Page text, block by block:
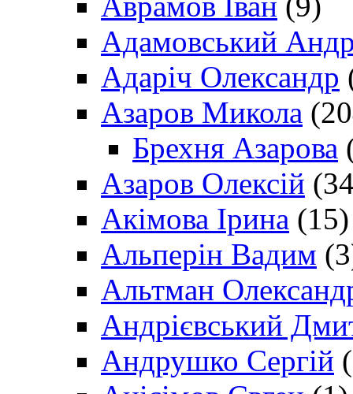
Адамовський
Адаріч Олександр
Азаров Микола
Брехня Азарова
Азаров Олексій
Акімова Ірина (15)
Альперін Вадим
Альтман
Андрієвський
Андрушко Сергій